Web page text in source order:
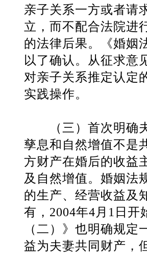
亲子关系一方或者请
立，而不配合法院进
的法律后果。《婚姻
以了确认。从征求意
对亲子关系推定认定
实践操作。
（三）首次明确夫
孳息和自然增值不是
方财产在婚后的收益
及自然增值。婚姻法
的生产、经营收益及
有， 2004年4 月 1 日 开
（二）》也明确规
益为夫妻共同财产，